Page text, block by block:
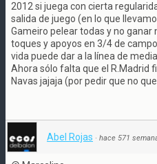
2012 si juega con cierta
salida de juego (en lo que
Gameiro pelear todas y no ganar
toques y apoyos en 3/4 de
vida puede dar a la línea de
Ahora sólo falta que el R.Madrid
Navas jajaja (por pedir que no
Abel Rojas · hace 571